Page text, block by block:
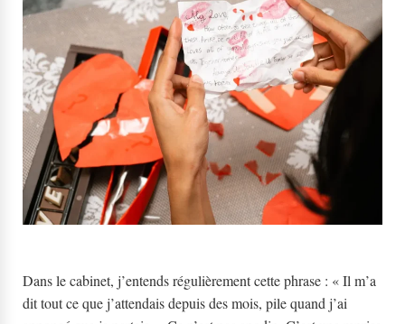
Dans le cabinet, j’entends régulièrement cette phrase : « Il m’a
dit tout ce que j’attendais depuis des mois, pile quand j’ai